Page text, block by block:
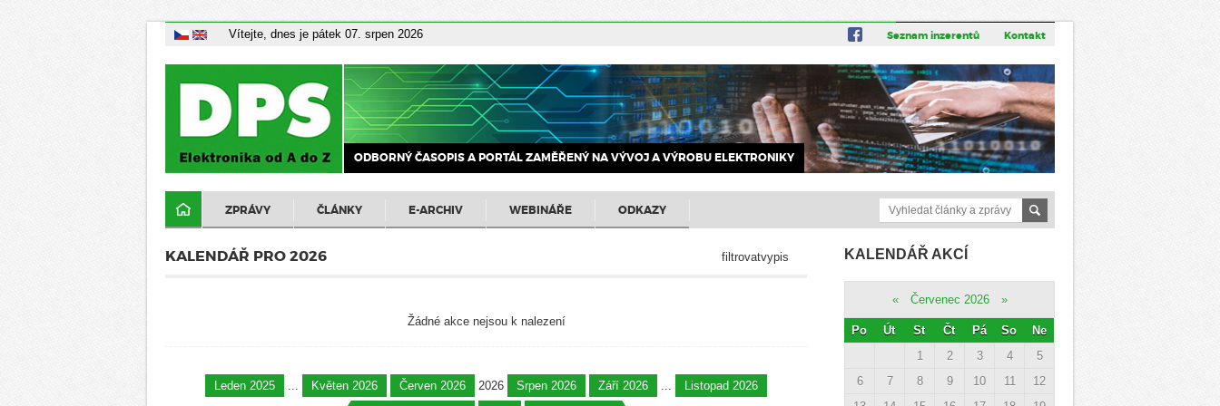
Vítejte, dnes je pátek 07. srpen 2026 Seznam inzerentů Kontakt
ODBORNÝ ČASOPIS A PORTÁL ZAMĚŘENÝ NA VÝVOJ A VÝROBU ELEKTRONIKY
ZPRÁVY ČLÁNKY E-ARCHIV WEBINÁŘE ODKAZY
filtrovatvypis
KALENDÁŘ PRO 2026
Žádné akce nejsou k nalezení
Leden 2025 Květen 2026 Červen 2026 2026 Srpen 2026 Září 2026
Listopad 2026
KALENDÁŘ AKCÍ
« Červenec 2026 »
Po Út St Čt Pá So
Ne
1
2 3 4
5
6
7 8 9 10 11
12